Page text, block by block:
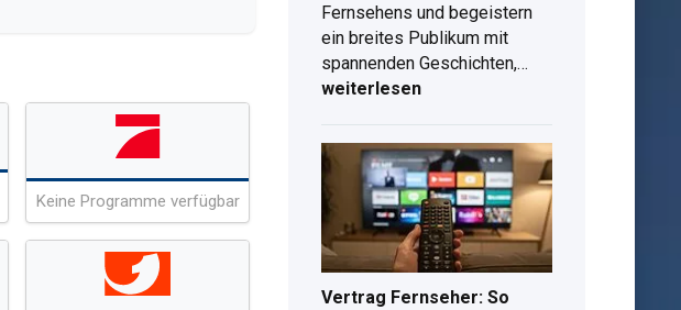
Keine Programme verfügbar
Keine Programme verfügbar Keine Programme
Fernsehens und begeistern
ein breites Publikum mit
spannenden Geschichten,…
Filme
und
Mediathek
im
Überblick
weiterlesen
Vertrag Fernseher: So